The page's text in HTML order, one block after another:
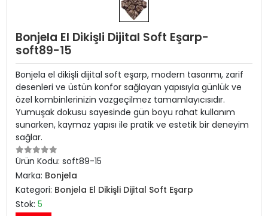
Bonjela El Dikişli Dijital Soft Eşarp-
soft89-15
Bonjela el dikişli dijital soft eşarp, modern tasarımı, zarif
desenleri ve üstün konfor sağlayan yapısıyla günlük ve
özel kombinlerinizin vazgeçilmez tamamlayıcısıdır.
Yumuşak dokusu sayesinde gün boyu rahat kullanım
sunarken, kaymaz yapısı ile pratik ve estetik bir deneyim
sağlar.
Ürün Kodu: soft89-15
Marka: Bonjela
Kategori: Bonjela El Dikişli Dijital Soft Eşarp
Stok: 5